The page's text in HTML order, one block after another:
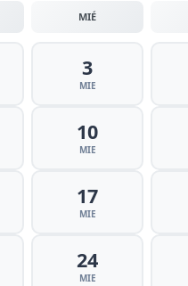
MIÉ
3
MIE
10
MIE
17
MIE
24
MIE